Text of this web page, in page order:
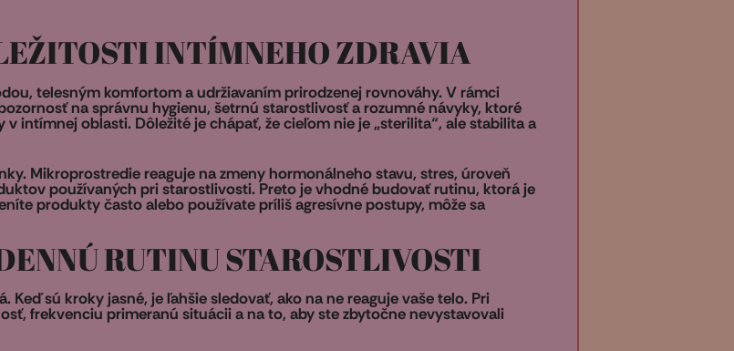
INTÍMNEHO ZDRAVIA
telesným komfortom a udržiavaním prirodzenej rovnováhy. V rámci
na správnu hygienu, šetrnú starostlivosť a rozumné návyky, ktoré
intímnej oblasti. Dôležité je chápať, že cieľom nie je „sterilita“, ale stabilita a
Mikroprostredie reaguje na zmeny hormonálneho stavu, stres, úroveň
používaných pri starostlivosti. Preto je vhodné budovať rutinu, ktorá je
produkty často alebo používate príliš agresívne postupy, môže sa
RUTINU STAROSTLIVOSTI
Keď sú kroky jasné, je ľahšie sledovať, ako na ne reaguje vaše telo. Pri
frekvenciu primeranú situácii a na to, aby ste zbytočne nevystavovali